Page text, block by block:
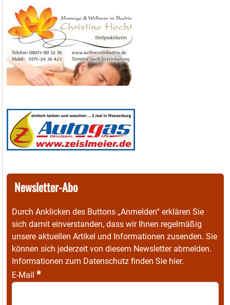
Newsletter-Abo
Durch Anklicken des Buttons „Anmelden“ erklären Sie
sich damit einverstanden, dass wir Ihnen regelmäßig
unsere aktuellen Artikel und Informationen zusenden. Sie
können sich jederzeit von diesem Newsletter abmelden.
Informationen zum Datenschutz finden Sie hier.
E-Mail *